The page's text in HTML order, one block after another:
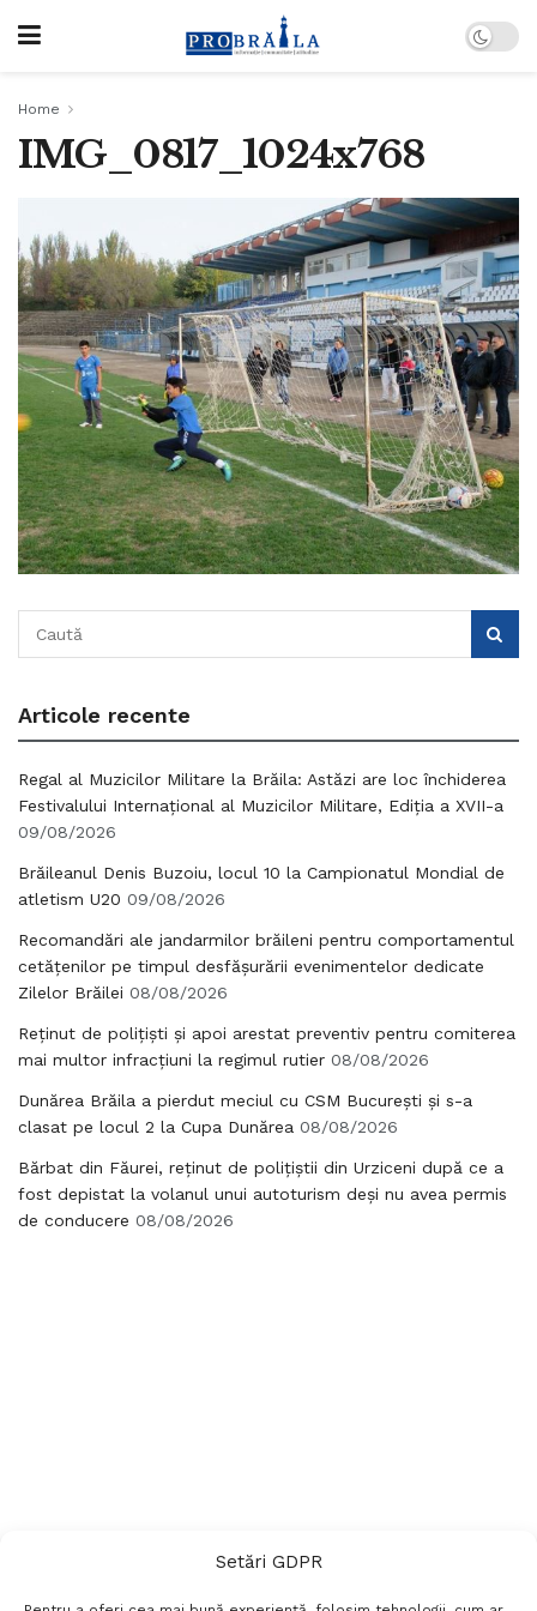
Setări GDPR
Home
IMG_0817_1024x768
Articole recente
Regal al Muzicilor Militare la Brăila: Astăzi are loc închiderea
Festivalului Internațional al Muzicilor Militare, Ediția a XVII-a
09/08/2026
Brăileanul Denis Buzoiu, locul 10 la Campionatul Mondial de
atletism U20 09/08/2026
Recomandări ale jandarmilor brăileni pentru comportamentul
cetățenilor pe timpul desfășurării evenimentelor dedicate
Zilelor Brăilei 08/08/2026
Reținut de polițiști și apoi arestat preventiv pentru comiterea
mai multor infracțiuni la regimul rutier 08/08/2026
Dunărea Brăila a pierdut meciul cu CSM București și s-a
clasat pe locul 2 la Cupa Dunărea 08/08/2026
Bărbat din Făurei, reținut de polițiștii din Urziceni după ce a
fost depistat la volanul unui autoturism deși nu avea permis
de conducere 08/08/2026